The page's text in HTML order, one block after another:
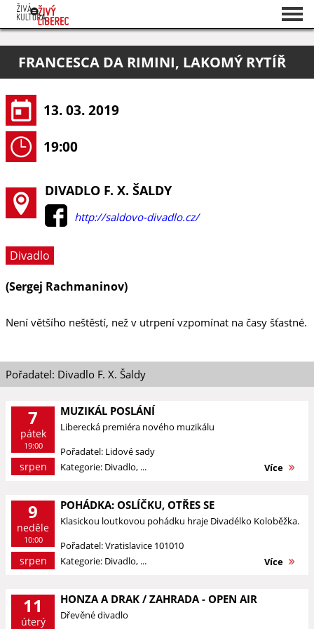
O projektu
Pořadatelé
FRANCESCA DA RIMINI, LAKOMÝ RYTÍŘ
13. 03. 2019
19:00
DIVADLO F. X. ŠALDY
http://saldovo-divadlo.cz/
Divadlo
(Sergej Rachmaninov)
Není většího neštěstí, než v utrpení vzpomínat na časy šťastné.
Pořadatel: Divadlo F. X. Šaldy
7
pátek
19:00
srpen
MUZIKÁL POSLÁNÍ
Liberecká premiéra nového muzikálu
Pořadatel: Lidové sady
Kategorie: Divadlo, ...
Více
9
neděle
10:00
srpen
POHÁDKA: OSLÍČKU, OTŘES SE
Klasickou loutkovou pohádku hraje Divadélko Koloběžka.
Pořadatel: Vratislavice 101010
Kategorie: Divadlo, ...
Více
11
úterý
HONZA A DRAK / ZAHRADA - OPEN AIR
Dřevěné divadlo